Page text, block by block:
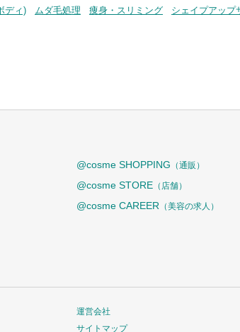
ディ) ムダ毛処理 痩身・スリミング シェイプアップ
@cosme SHOPPING （通販）
@cosme STORE （店舗）
@cosme CAREER （美容の求人）
運営会社
サイトマップ